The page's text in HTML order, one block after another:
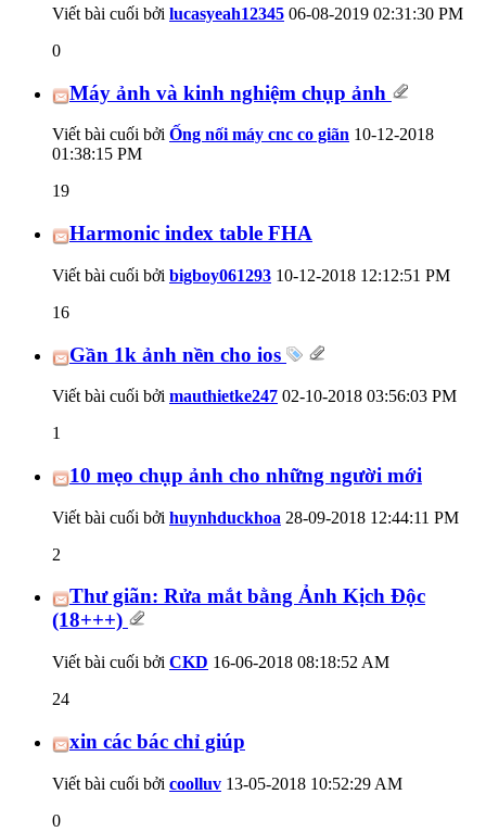
Viết bài cuối bởi lucasyeah12345 06-08-2019 02:31:30 PM
0
Máy ảnh và kinh nghiệm chụp ảnh
Viết bài cuối bởi Ống nối máy cnc co giãn 10-12-2018
01:38:15 PM
19
Harmonic index table FHA
Viết bài cuối bởi bigboy061293 10-12-2018 12:12:51 PM
16
Gần 1k ảnh nền cho ios
Viết bài cuối bởi mauthietke247 02-10-2018 03:56:03 PM
1
10 mẹo chụp ảnh cho những người mới
Viết bài cuối bởi huynhduckhoa 28-09-2018 12:44:11 PM
2
Thư giãn: Rửa mắt bằng Ảnh Kịch Độc
(18+++)
Viết bài cuối bởi CKD 16-06-2018 08:18:52 AM
24
xin các bác chỉ giúp
Viết bài cuối bởi coolluv 13-05-2018 10:52:29 AM
0